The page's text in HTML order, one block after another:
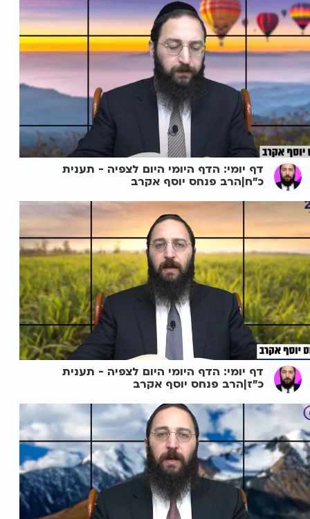
דף יומי: הדף היומי היום לצפיה - תענית
כ"ח|הרב פנחס יוסף אקרב
דף יומי: הדף היומי היום לצפיה - תענית
כ"ז|הרב פנחס יוסף אקרב